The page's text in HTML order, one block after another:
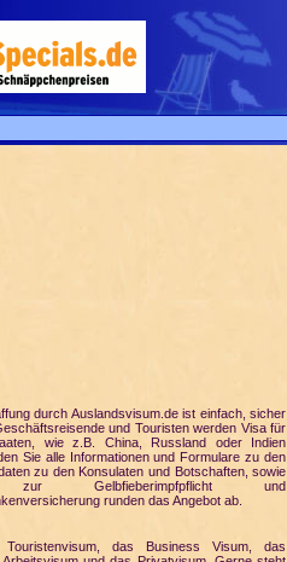
durch Auslandsvisum.de ist einfach, sicher
und Touristen werden Visa für
wie z.B. China, Russland oder Indien
Sie alle Informationen und Formulare zu den
zu den Konsulaten und Botschaften, sowie
zur Gelbfieberimpfpflicht und
runden das Angebot ab.
das Business Visum, das